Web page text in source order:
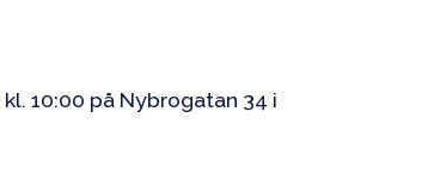
10:00 på Nybrogatan 34 i